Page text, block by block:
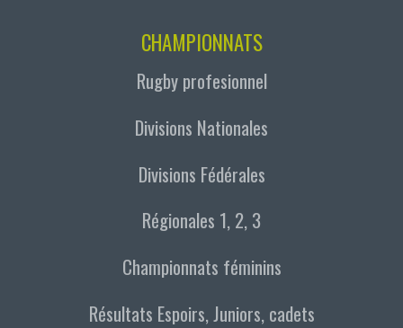
CHAMPIONNATS
Rugby profesionnel
Divisions Nationales
Divisions Fédérales
Régionales 1, 2, 3
Championnats féminins
Résultats Espoirs, Juniors, cadets